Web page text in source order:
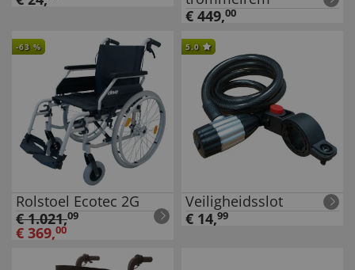
€ 449,00
-63 %
Rolstoel Ecotec 2G
€1.021,09
€ 369,00
5.0
Veiligheidsslot
€ 14,99